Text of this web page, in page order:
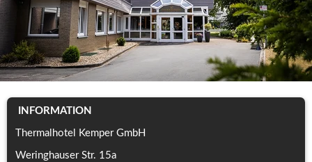
INFORMATION
Thermalhotel Kemper GmbH
Weringhauser Str. 15a